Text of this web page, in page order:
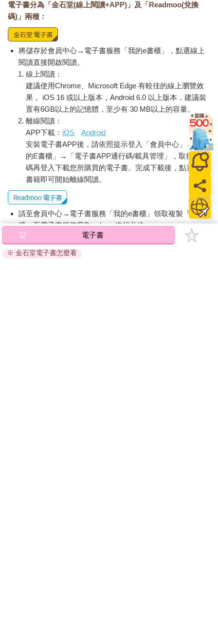
電子書分為「金石堂(線上閱讀+APP)」及「Readmoo(兌換
碼)」兩種：
將儲存於會員中心→電子書服務「我的e書櫃」，點選線上
閱讀直接開啟閱讀。
線上閱讀：
建議使用Chrome、Microsoft Edge 有較佳的線上瀏覽效
果， iOS 16 或以上版本，Android 6.0 以上版本，建議裝
置有6GB以上的記憶體，至少有 30 MB以上的容量。
離線閱讀：
APP下載： iOS
Android
安裝電子書APP後，請依照提示登入「會員中心」→「我
的E書櫃」→「電子書APP通行碼/載具管理」，取得通行
碼再登入下載您所購買的電子書。完成下載後，點選任一
書籍即可開始離線閱讀。
請至會員中心→電子書服務「我的e書櫃」領取複製『兌換
碼』至電子書服務商Readmoo進行兌換。
退換貨須知：
因版權保護，您在金石堂所購買的電子書僅能以金石堂專屬
電子書
※ 金石堂電子書怎麼看